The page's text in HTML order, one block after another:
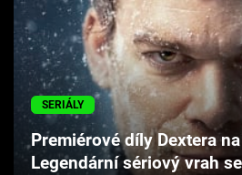
Seriály
Hry
Cool Esport
Pořady
SERIÁLY
Premiérové díly Dextera
Legendární sériový vrah